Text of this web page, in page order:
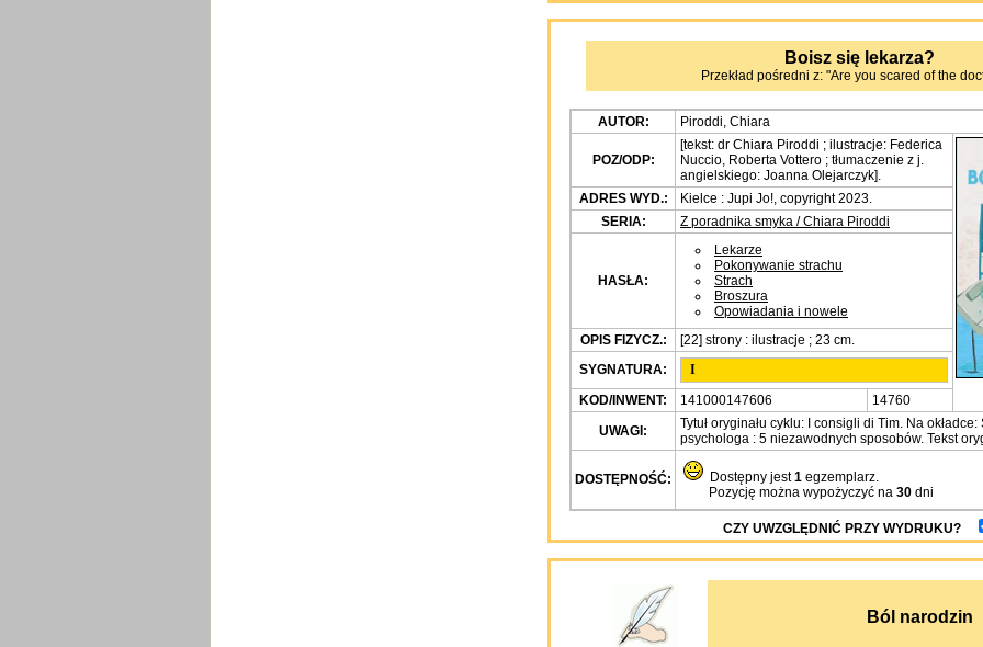
Boisz się lekarza?
Przekład pośredni z: "Are you scared of the
AUTOR: Piroddi, Chiara
POZ/ODP:
[tekst: dr Chiara Piroddi ; ilustracje: Federica
Nuccio, Roberta Vottero ; tłumaczenie z j.
angielskiego: Joanna Olejarczyk].
ADRES WYD.:
Kielce : Jupi Jo!, copyright 2023.
SERIA:
Z poradnika smyka / Chiara Piroddi
HASŁA:
Lekarze
Pokonywanie strachu
Strach
Broszura
Opowiadania i nowele
OPIS FIZYCZ.:
[22] strony : ilustracje ; 23 cm.
SYGNATURA:
I
KOD/INWENT:
141000147606
14760
UWAGI:
Tytuł oryginału cyklu: I consigli di Tim. Na
psychologa : 5 niezawodnych sposobów. Tekst
DOSTĘPNOŚĆ: Dostępny jest1 egzemplarz.
Pozycję można wypożyczyć na 30 dni
CZY UWZGLĘDNIĆ PRZY WYDRUKU?
Ból narodzin